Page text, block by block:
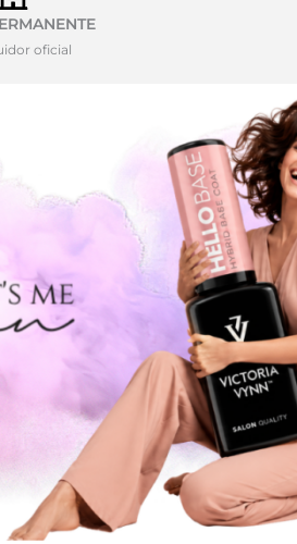
oficial